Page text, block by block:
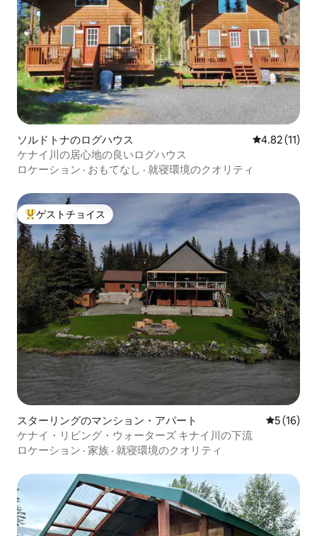
ソルドトナのログハウス レビュー11
4.82 (11)
ケナイ川の居心地の良いログハウス
ロケーション · おもてなし · 就寝環境のクオリティ
大好評のゲストチョイスです。
ゲストチョイス
スターリングのマンション・アパート レビュー
5 (16)
ケナイ・リビング・ウォーターズ キナイ川の下流
ロケーション · 家族 · 就寝環境のクオリティ